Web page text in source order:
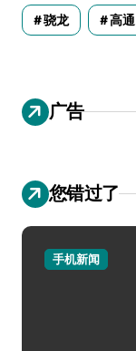
骁龙 高通
广告
您错过了
手机新闻